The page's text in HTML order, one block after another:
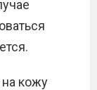
кожу